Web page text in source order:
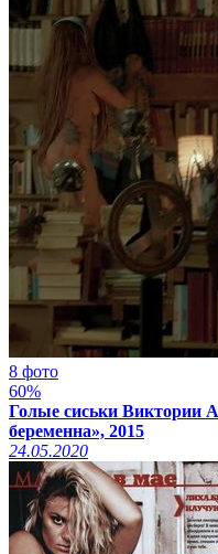
8 фото
60%
Голые сиськи Виктории
беременна», 2015
24.05.2020